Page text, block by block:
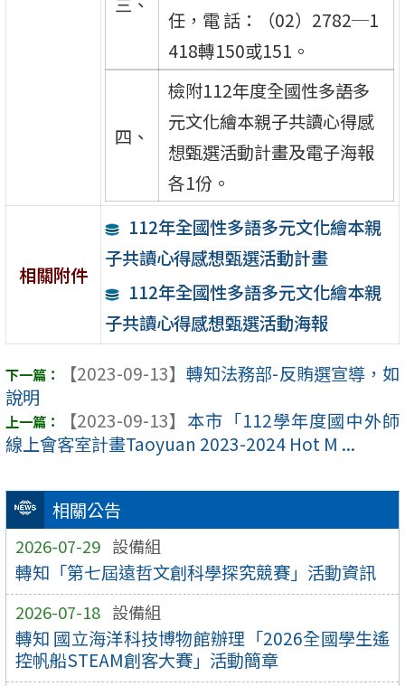
相關公告
2026-07-29 設備組
轉知「第七屆遠哲文創科學探究競賽」活動資訊
2026-07-18 設備組
轉知 國立海洋科技博物館辦理「2026全國學生遙
控帆船STEAM創客大賽」活動簡章
任，電 話：（02）2782─1
418轉150或151。
四、
檢附112年度全國性多語多
元文化繪本親子共讀心得感
想甄選活動計畫及電子海報
各1份。
相關附件
112年全國性多語多元文化繪本親
子共讀心得感想甄選活動計畫
112年全國性多語多元文化繪本親
子共讀心得感想甄選活動海報
【2023-09-13】 轉知法務部-反賄選宣導，如
說明
【2023-09-13】 本市「112學年度國中外師
線上會客室計畫Taoyuan 2023-2024 Hot M ...